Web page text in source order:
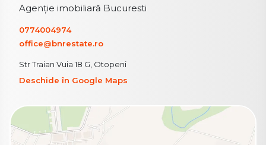
Agenție imobiliară Bucuresti
0774004974
office@bnrestate.ro
Str Traian Vuia 18 G, Otopeni
Deschide în Google Maps